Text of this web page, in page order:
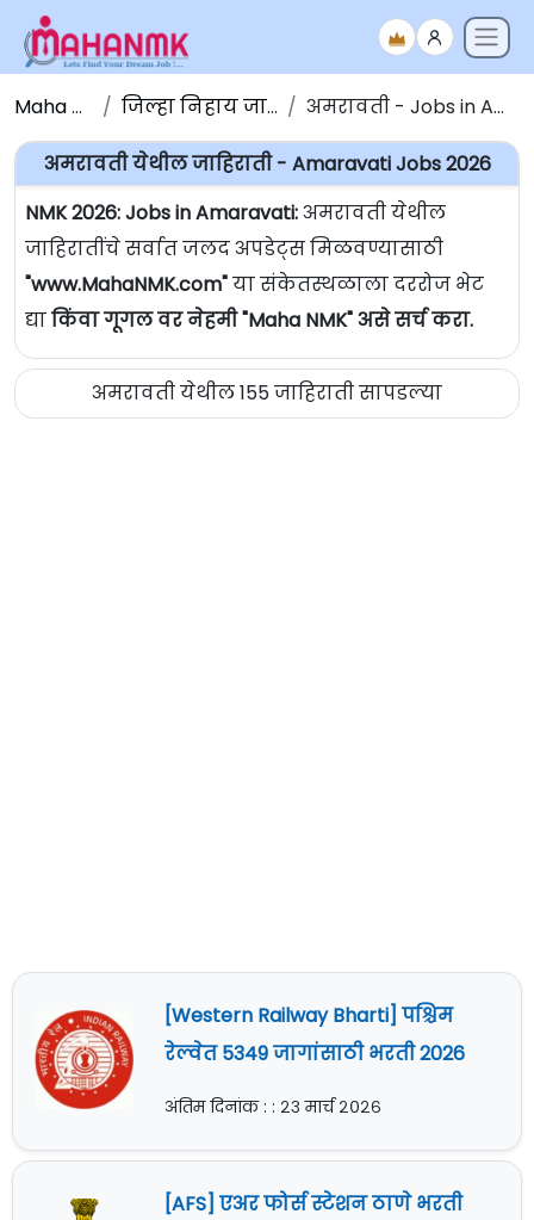
Maha NMK जिल्हा निहाय जाहिराती अमरावती - Jobs in Amaravati
अमरावती येथील जाहिराती - Amaravati Jobs 2026
NMK 2026: Jobs in Amaravati:अमरावती येथील
जाहिरातींचे सर्वात जलद अपडेट्स मिळवण्यासाठी
"www.MahaNMK.com"या संकेतस्थळाला दररोज भेट
द्याकिंवा गूगल वर नेहमी "Maha NMK" असे सर्च करा.
अमरावती येथील 155 जाहिराती सापडल्या
[Western Railway Bharti] पश्चिम
रेल्वेत 5349 जागांसाठी भरती 2026
अंतिम दिनांक : : २३ मार्च २०२६
[AFS] एअर फोर्स स्टेशन ठाणे भरती